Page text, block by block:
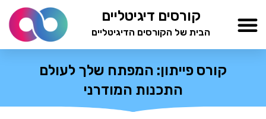
לתוכן
קורסים דיגיטליים
הבית של הקורסים הדיגיטליים
קורס פייתון: המפתח שלך לעולם
התכנות המודרני